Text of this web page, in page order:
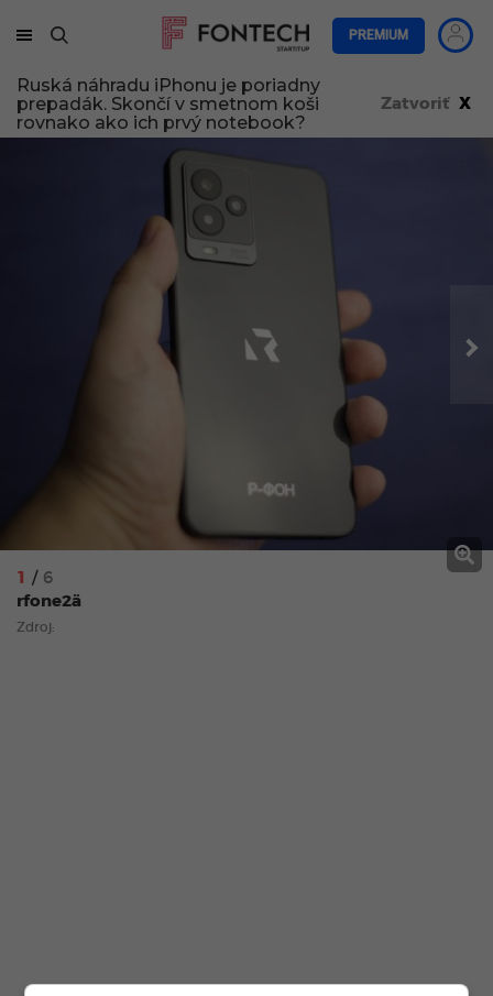
PREMIUM
Ruská náhradu iPhonu je poriadny
prepadák. Skončí v smetnom koši
rovnako ako ich prvý notebook?
Zatvoriť X
1 / 6
rfone2ä
Zdroj: